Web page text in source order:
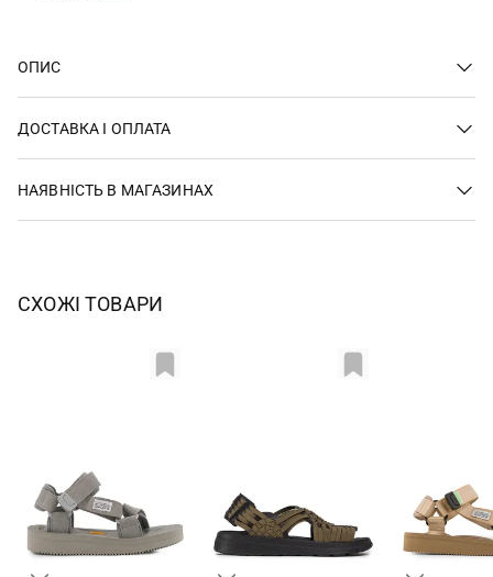
ОПИС
ДОСТАВКА І ОПЛАТА
НАЯВНІСТЬ В МАГАЗИНАХ
СХОЖІ ТОВАРИ